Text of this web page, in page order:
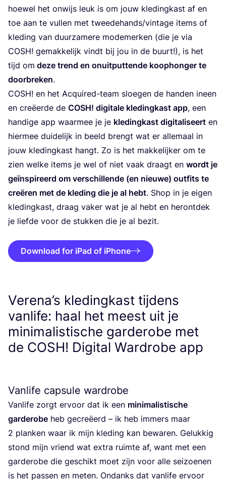
hoe­wel het onwijs leuk is om jouw kle­ding­kast af en
toe aan te vul­len met tweedehands/​vintage items of
kle­ding van duur­za­me­re mode­mer­ken (die je via
COSH! gemak­ke­lijk vindt bij jou in de buurt!), is het
tijd om deze trend en onuit­put­ten­de koop­hon­ger te
door­bre­ken.
COSH! en het Acqui­red-team sloe­gen de han­den ineen
en cre­ëer­de de COSH! digi­ta­le kle­ding­kast app, een
han­di­ge app waar­mee je je kle­ding­kast digi­ta­li­seert en
hier­mee dui­de­lijk in beeld brengt wat er alle­maal in
jouw kle­ding­kast hangt. Zo is het mak­ke­lij­ker om te
zien wel­ke items je wel of niet vaak draagt en wordt je
geïn­spi­reerd om ver­schil­len­de (en nieu­we) out­fits te
cre­ë­ren met de kle­ding die je al hebt. Shop in je eigen
kle­ding­kast, draag vaker wat je al hebt en her­ont­dek
je lief­de voor de stuk­ken die je al bezit.
Download for iPad of iPhone
Verena’s kledingkast tijdens
vanlife: haal het meest uit je
minimalistische garderobe met
de COSH! Digital Wardrobe app
Vanlife capsule wardrobe
Van­li­fe zorgt ervoor dat ik een mini­ma­lis­ti­sche
gar­de­ro­be heb gecre­ëerd – ik heb immers maar
2 plan­ken waar ik mijn kle­ding kan bewa­ren. Geluk­kig
stond mijn vriend wat extra ruim­te af, want met een
gar­de­ro­be die geschikt moet zijn voor alle sei­zoe­nen
is het pas­sen en meten. Ondanks dat van­li­fe ervoor